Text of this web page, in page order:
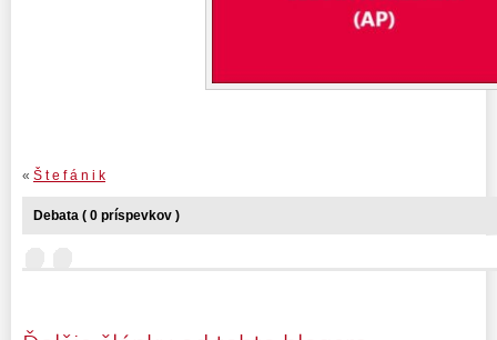
« Š t e f á n i k
Debata ( 0 príspevkov )